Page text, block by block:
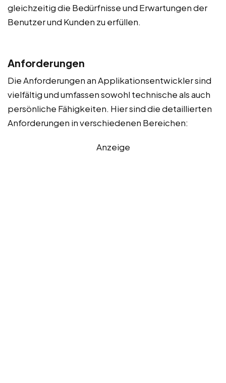
gleichzeitig die Bedürfnisse und Erwartungen der
Benutzer und Kunden zu erfüllen.
Anforderungen
Die Anforderungen an Applikationsentwickler sind
vielfältig und umfassen sowohl technische als auch
persönliche Fähigkeiten. Hier sind die detaillierten
Anforderungen in verschiedenen Bereichen:
Anzeige